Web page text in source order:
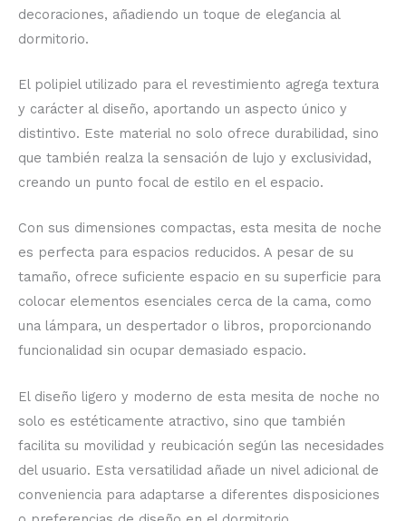
decoraciones, añadiendo un toque de elegancia al
dormitorio.
El polipiel utilizado para el revestimiento agrega textura
y carácter al diseño, aportando un aspecto único y
distintivo. Este material no solo ofrece durabilidad, sino
que también realza la sensación de lujo y exclusividad,
creando un punto focal de estilo en el espacio.
Con sus dimensiones compactas, esta mesita de noche
es perfecta para espacios reducidos. A pesar de su
tamaño, ofrece suficiente espacio en su superficie para
colocar elementos esenciales cerca de la cama, como
una lámpara, un despertador o libros, proporcionando
funcionalidad sin ocupar demasiado espacio.
El diseño ligero y moderno de esta mesita de noche no
solo es estéticamente atractivo, sino que también
facilita su movilidad y reubicación según las necesidades
del usuario. Esta versatilidad añade un nivel adicional de
conveniencia para adaptarse a diferentes disposiciones